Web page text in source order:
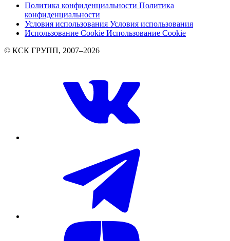
Политика конфиденциальности Политика
конфиденциальности
Условия использования Условия использования
Использование Cookie Использование Cookie
© КСК ГРУПП, 2007–2026